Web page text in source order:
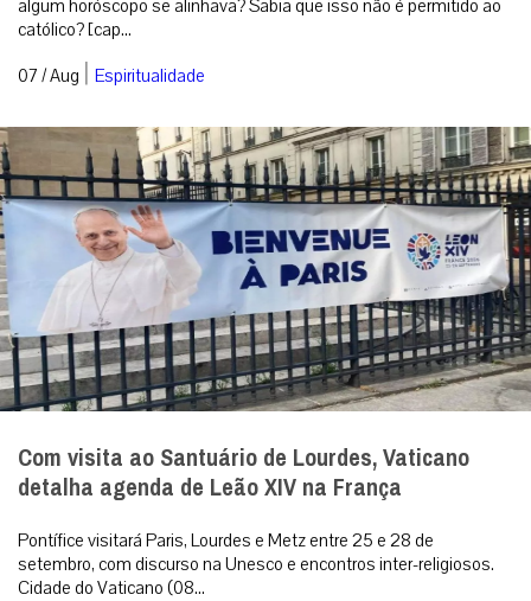
algum horóscopo se alinhava? Sabia que isso não é permitido ao
católico? [cap...
07 / Aug | Espiritualidade
Com visita ao Santuário de Lourdes, Vaticano
detalha agenda de Leão XIV na França
Pontífice visitará Paris, Lourdes e Metz entre 25 e 28 de
setembro, com discurso na Unesco e encontros inter-religiosos.
Cidade do Vaticano (08...